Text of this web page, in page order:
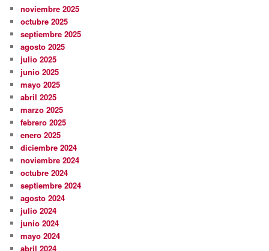
noviembre 2025
octubre 2025
septiembre 2025
agosto 2025
julio 2025
junio 2025
mayo 2025
abril 2025
marzo 2025
febrero 2025
enero 2025
diciembre 2024
noviembre 2024
octubre 2024
septiembre 2024
agosto 2024
julio 2024
junio 2024
mayo 2024
abril 2024